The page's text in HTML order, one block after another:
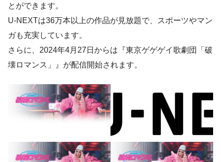
とができます。
U-NEXTは36万本以上の作品が見放題で、スポーツやマン
ガも充実しています。
さらに、2024年4月27日からは『東京ゲゲゲイ歌劇団「破
壊ロマンス」』が配信開始されます。